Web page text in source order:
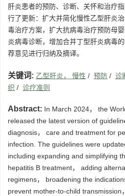
肝炎患者的预防、诊断、关怀和治疗
行了更新：扩大并简化慢性乙型肝炎
毒治疗方案，扩大抗病毒治疗预防母
炎病毒诊断，增加合并丁型肝炎病毒
荐意见进行归纳及摘译。
关键词: 乙型肝炎， 慢性 / 预防 / 诊
织 / 诊疗准则
Abstract: In March 2024， the
released the latest version of
diagnosis， care and treatment for
infection. The guidelines were
including expanding and simplifying
hepatitis B treatment， adding
regimens， broadening the
prevent mother-to-child transmission